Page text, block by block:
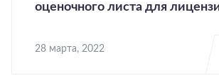
оценочного листа для
28 марта, 2022